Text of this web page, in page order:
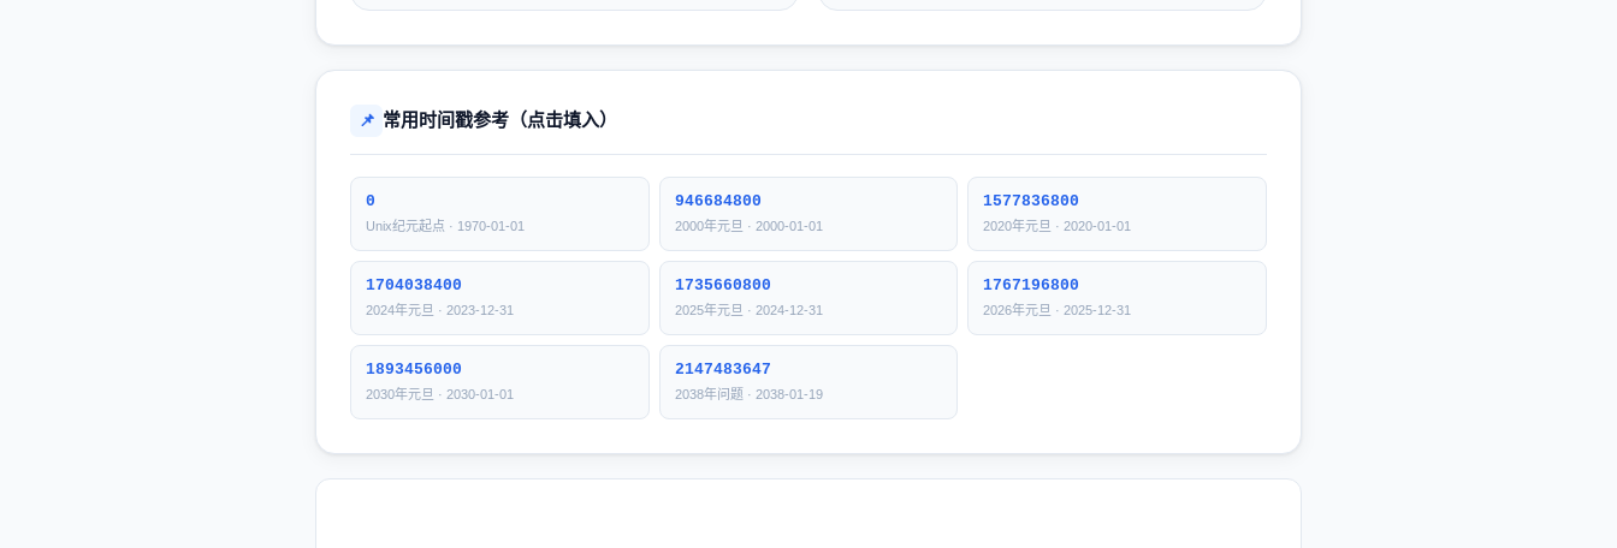
📌 常用时间戳参考（点击填入）
0
Unix纪元起点 · 1970-01-01
946684800
2000年元旦 · 2000-01-01
1577836800
2020年元旦 · 2020-01-01
1704038400
2024年元旦 · 2023-12-31
1735660800
2025年元旦 · 2024-12-31
1767196800
2026年元旦 · 2025-12-31
1893456000
2030年元旦 · 2030-01-01
2147483647
2038年问题 · 2038-01-19